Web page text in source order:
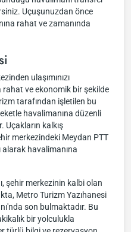
Uçuşunuzdan önce
rahat ve zamanında
ulaşımınızı
rahat ve ekonomik bir şekilde
tarafından işletilen bu
havalimanına düzenli
Uçakların kalkış
merkezindeki Meydan PTT
havalimanına
şehir merkezinin kalbi olan
Metro Turizm Yazıhanesi
son bulmaktadır. Bu
bir yolculukla